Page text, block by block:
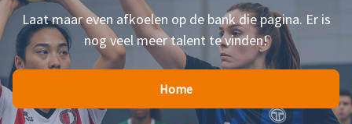
Laat maar even afkoelen op de bank die pagina. Er is
nog veel meer talent te vinden!
Home